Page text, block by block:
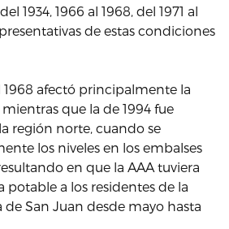
1934, 1966 al 1968, del 1971 al
de estas condiciones
1968 afectó principalmente la
que la de 1994 fue
región norte, cuando se
los niveles en los embalses
en que la AAA tuviera
potable a los residentes de la
San Juan desde mayo hasta